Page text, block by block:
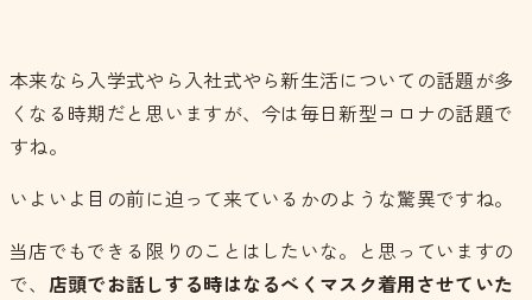
本来なら入学式やら入社式やら新生活についての話題が多
くなる時期だと思いますが、今は毎日新型コロナの話題で
すね。
いよいよ目の前に迫って来ているかのような驚異ですね。
当店でもできる限りのことはしたいな。と思っていますの
で、 店頭でお話しする時はなるべくマスク着用させていた